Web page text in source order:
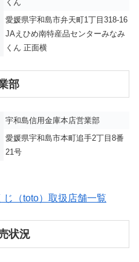
くん
愛媛県宇和島市弁天町1丁目318-16
JAえひめ南特産品センターみなみ
くん 正面横
部
宇和島信用金庫本店営業部
愛媛県宇和島市本町追手2丁目8番
21号
（toto）取扱店舗一覧
状況